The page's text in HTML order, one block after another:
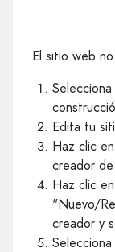
El sitio web
Edita tu
Haz clic
creador
Haz clic
"Nuevo/
creador y